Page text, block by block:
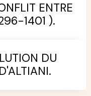
ENTRE
1401 ).
DU